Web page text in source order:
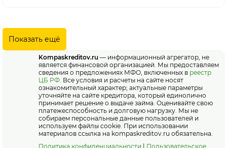
Показать ещё
Kompaskreditov.ru — информационный агрегатор, не
является финансовой организацией. Мы предоставляем
сведения о предложениях МФО, включенных в реестр
ЦБ РФ. Все условия и расчеты на сайте носят
ознакомительный характер; актуальные параметры
уточняйте на сайте кредитора, который единолично
принимает решение о выдаче займа. Оценивайте свою
платежеспособность и долговую нагрузку. Мы не
собираем персональные данные пользователей и
используем файлы cookie. При использовании
материалов ссылка на kompaskreditov.ru обязательна.
Политика конфиденциальности
Пользовательское